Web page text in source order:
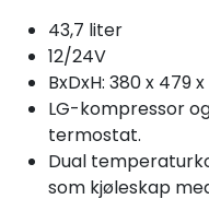
43,7 liter
12/24V
BxDxH: 380 x 479
LG-kompressor
termostat.
Dual
som kjøleskap